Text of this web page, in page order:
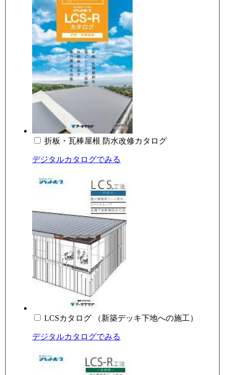
折板・瓦棒屋根 防水改修カタログ
デジタルカタログでみる
LCSカタログ （新築デッキ下地への施工）
デジタルカタログでみる